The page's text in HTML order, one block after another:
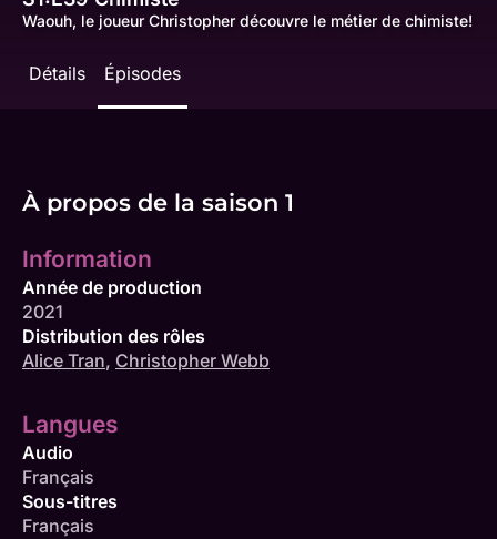
Waouh, le joueur Christopher découvre le métier de chimiste!
Détails Épisodes
À propos de la saison 1
Information
Année de production
2021
Distribution des rôles
Alice Tran, Christopher Webb
Langues
Audio
Français
Sous-titres
Français